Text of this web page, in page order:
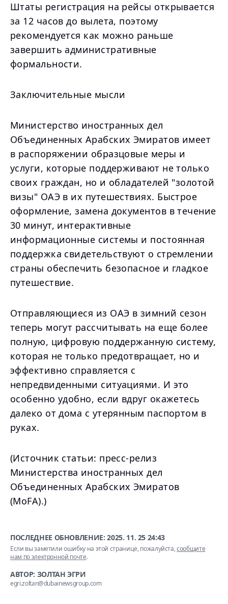
Штаты регистрация на рейсы открывается
за 12 часов до вылета, поэтому
рекомендуется как можно раньше
завершить административные
формальности.
Заключительные мысли
Министерство иностранных дел
Объединенных Арабских Эмиратов имеет
в распоряжении образцовые меры и
услуги, которые поддерживают не только
своих граждан, но и обладателей "золотой
визы" ОАЭ в их путешествиях. Быстрое
оформление, замена документов в течение
30 минут, интерактивные
информационные системы и постоянная
поддержка свидетельствуют о стремлении
страны обеспечить безопасное и гладкое
путешествие.
Отправляющиеся из ОАЭ в зимний сезон
теперь могут рассчитывать на еще более
полную, цифровую поддержанную систему,
которая не только предотвращает, но и
эффективно справляется с
непредвиденными ситуациями. И это
особенно удобно, если вдруг окажетесь
далеко от дома с утерянным паспортом в
руках.
(Источник статьи: пресс-релиз
Министерства иностранных дел
Объединенных Арабских Эмиратов
(MoFA).)
ПОСЛЕДНЕЕ ОБНОВЛЕНИЕ:2025. 11. 25 24:43
Если вы заметили ошибку на этой странице, пожалуйста,сообщите
нам по электронной почте.
АВТОР: ЗОЛТАН ЭГРИ
egri.zoltan@dubainewsgroup.com